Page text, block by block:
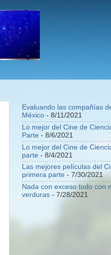
Evaluando las compañías
México - 8/11/2021
Lo mejor del Cine de
Parte - 8/6/2021
Lo mejor del Cine de
parte - 8/4/2021
Las mejores películas del
primera parte - 7/30/2021
Nada con exceso todo con
verduras - 7/28/2021